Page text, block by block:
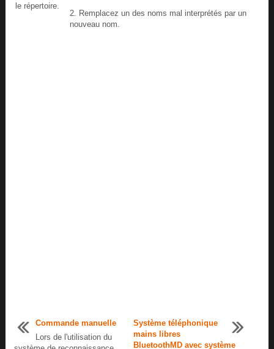
le répertoire.
2. Remplacez un des noms mal interprétés par un
nouveau nom.
Commande manuelle
Lors de l'utilisation du
Système téléphonique
mains libres
BluetoothMD avec système